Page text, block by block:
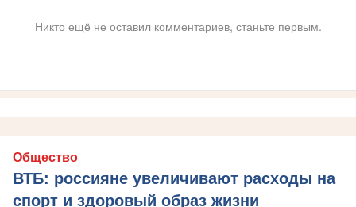
Никто ещё не оставил комментариев, станьте первым.
Общество
ВТБ: россияне увеличивают расходы на
спорт и здоровый образ жизни